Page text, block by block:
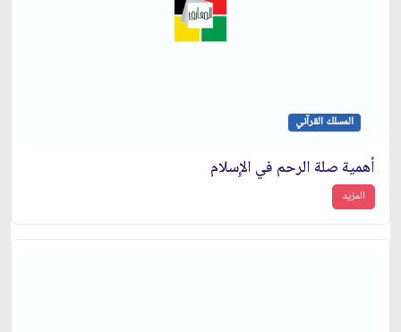
المسلك القرآني
أهمية صلة الرحم في الإِسلام
المزيد